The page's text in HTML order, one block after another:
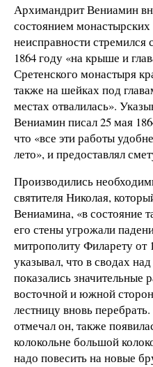
Архимандрит Вениамин
состоянием
неисправности стремился
1864 году «на крыше и
Сретенского монастыря
также на шейках под
местах отвалилась».
Вениамин писал 25 мая
что «все эти работы
лето», и предоставлял
Производились
святителя Николая,
Вениамина, «в состояние
его стены угрожали
митрополиту Филарету от
указывал, что в сводах
показались значительные
восточной и южной
лестницу вновь
отмечал он, также
колокольне большой
надо повесить на новые